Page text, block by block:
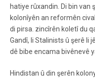
hatiye rûxandin. Di bin van
kolonîyên an reformên
di pirsa. zincîrên koletî du
Gandî, li Stalinists û şerê li
dê bibe encama bivênevê
Hindistan û din şerên